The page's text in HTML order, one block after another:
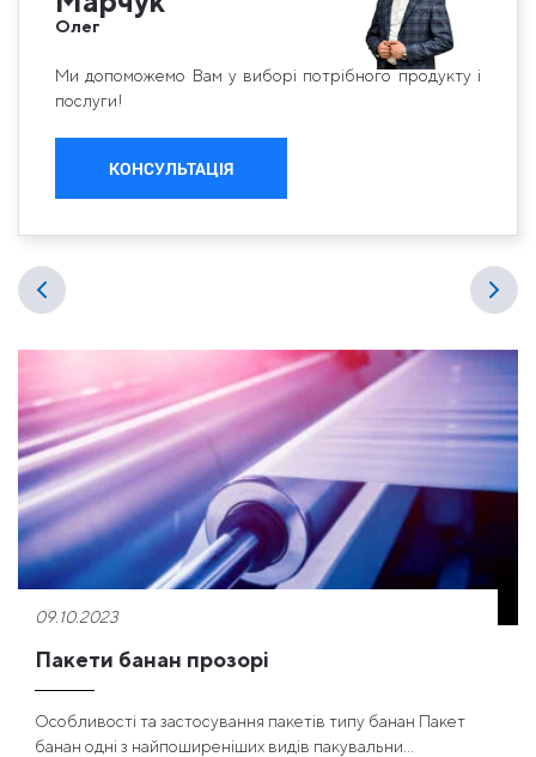
Олег
Ми допоможемо Вам у виборі потрібного продукту і
послуги!
КОНСУЛЬТАЦІЯ
09.10.2023
Пакети банан прозорі
Особливості та застосування пакетів типу банан Пакет
банан одні з найпоширеніших видів пакувальни...